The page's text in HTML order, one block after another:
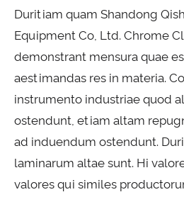
Duritiam quam Shandong
Equipment Co, Ltd. Chrome
demonstrant mensura quae
aestimandas res in materia.
instrumento industriae quod
ostendunt, etiam altam
ad induendum ostendunt.
laminarum altae sunt. Hi
valores qui similes